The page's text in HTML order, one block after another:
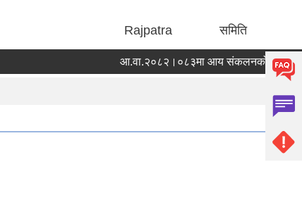
Rajpatra समिति
आ.वा.२०८२।०८३मा आय संकलनको विवरण